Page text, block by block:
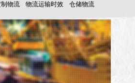
物流 物流运输时效 仓储物流